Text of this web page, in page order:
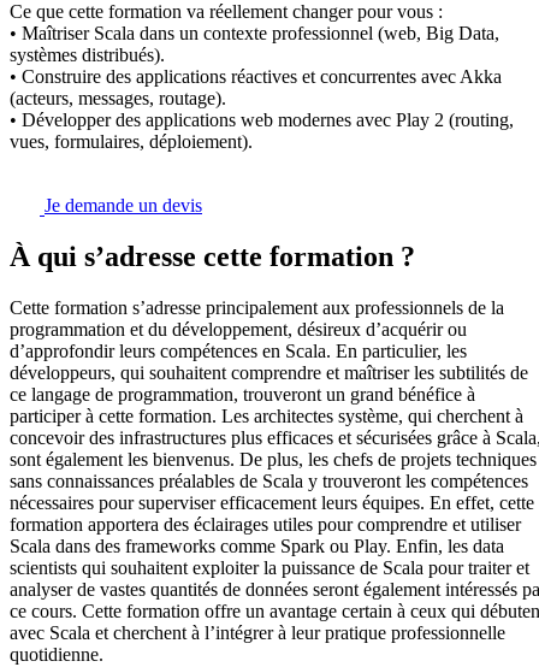
Ce que cette formation va réellement changer pour vous :
• Maîtriser Scala dans un contexte professionnel (web, Big Data,
systèmes distribués).
• Construire des applications réactives et concurrentes avec Akka
(acteurs, messages, routage).
• Développer des applications web modernes avec Play 2 (routing,
vues, formulaires, déploiement).
Je demande un devis
À qui s’adresse cette formation ?
Cette formation s’adresse principalement aux professionnels de la
programmation et du développement, désireux d’acquérir ou
d’approfondir leurs compétences en Scala. En particulier, les
développeurs, qui souhaitent comprendre et maîtriser les subtilités de
ce langage de programmation, trouveront un grand bénéfice à
participer à cette formation. Les architectes système, qui cherchent à
concevoir des infrastructures plus efficaces et sécurisées grâce à
sont également les bienvenus. De plus, les chefs de projets techniques
sans connaissances préalables de Scala y trouveront les compétences
nécessaires pour superviser efficacement leurs équipes. En effet, cette
formation apportera des éclairages utiles pour comprendre et utiliser
Scala dans des frameworks comme Spark ou Play. Enfin, les data
scientists qui souhaitent exploiter la puissance de Scala pour traiter et
analyser de vastes quantités de données seront également intéressés
ce cours. Cette formation offre un avantage certain à ceux qui
avec Scala et cherchent à l’intégrer à leur pratique professionnelle
quotidienne.